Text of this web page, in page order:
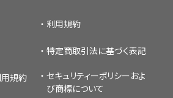
利用規約
特定商取引法に基づく表記
用規約 セキュリティーポリシー およ
び商標について